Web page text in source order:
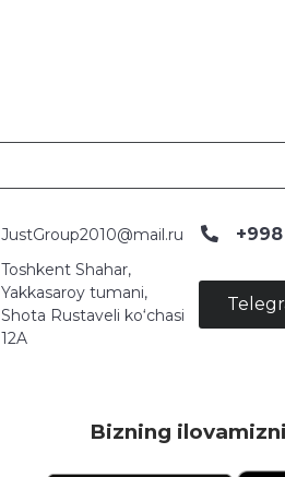
JustGroup2010@mail.ru
Toshkent Shahar,
Yakkasaroy tumani,
Shota Rustaveli ko‘chasi
12A
Bizning